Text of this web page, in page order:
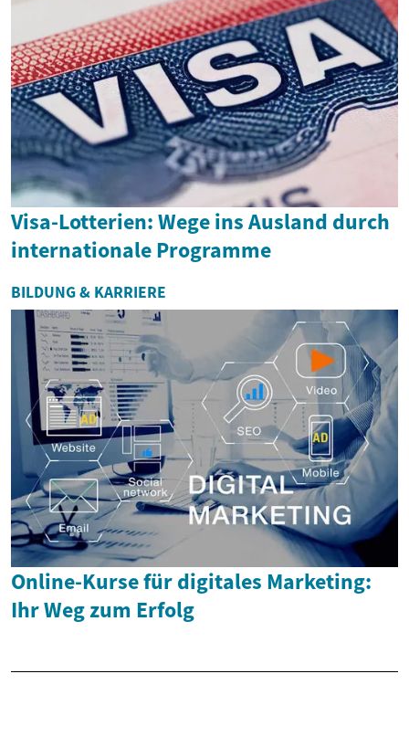
Visa-Lotterien: Wege ins Ausland durch
internationale Programme
BILDUNG & KARRIERE
Online-Kurse für digitales Marketing:
Ihr Weg zum Erfolg